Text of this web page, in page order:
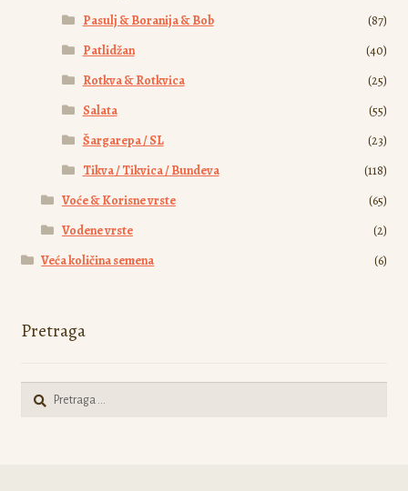
Pasulj & Boranija & Bob
(87)
Patlidžan
(40)
Rotkva & Rotkvica
(25)
Salata
(55)
Šargarepa / SL
(23)
Tikva / Tikvica / Bundeva
(118)
Voće & Korisne vrste
(65)
Vodene vrste
(2)
Veća količina semena
(6)
Pretraga
Pretraga